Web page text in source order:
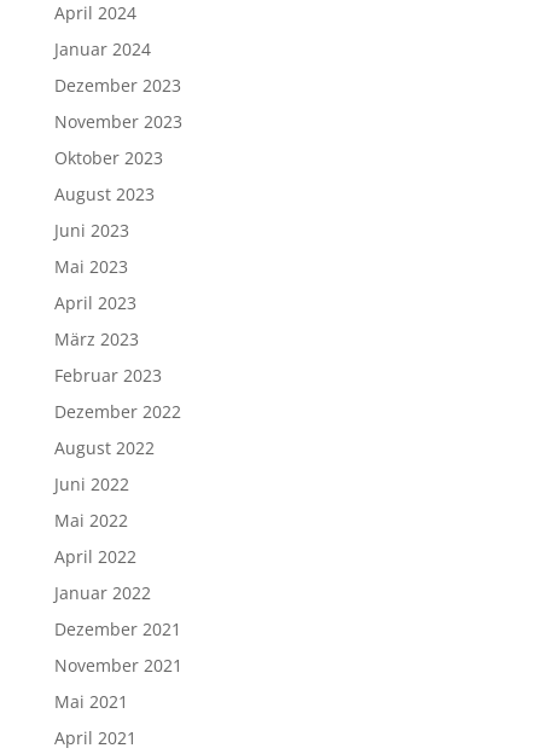
April 2024
Januar 2024
Dezember 2023
November 2023
Oktober 2023
August 2023
Juni 2023
Mai 2023
April 2023
März 2023
Februar 2023
Dezember 2022
August 2022
Juni 2022
Mai 2022
April 2022
Januar 2022
Dezember 2021
November 2021
Mai 2021
April 2021